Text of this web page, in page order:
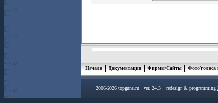
Начало Документация Фирмы/Сайты Фото/голоса
2006-2026 topguns.ru ver. 24.3 redesign & programming